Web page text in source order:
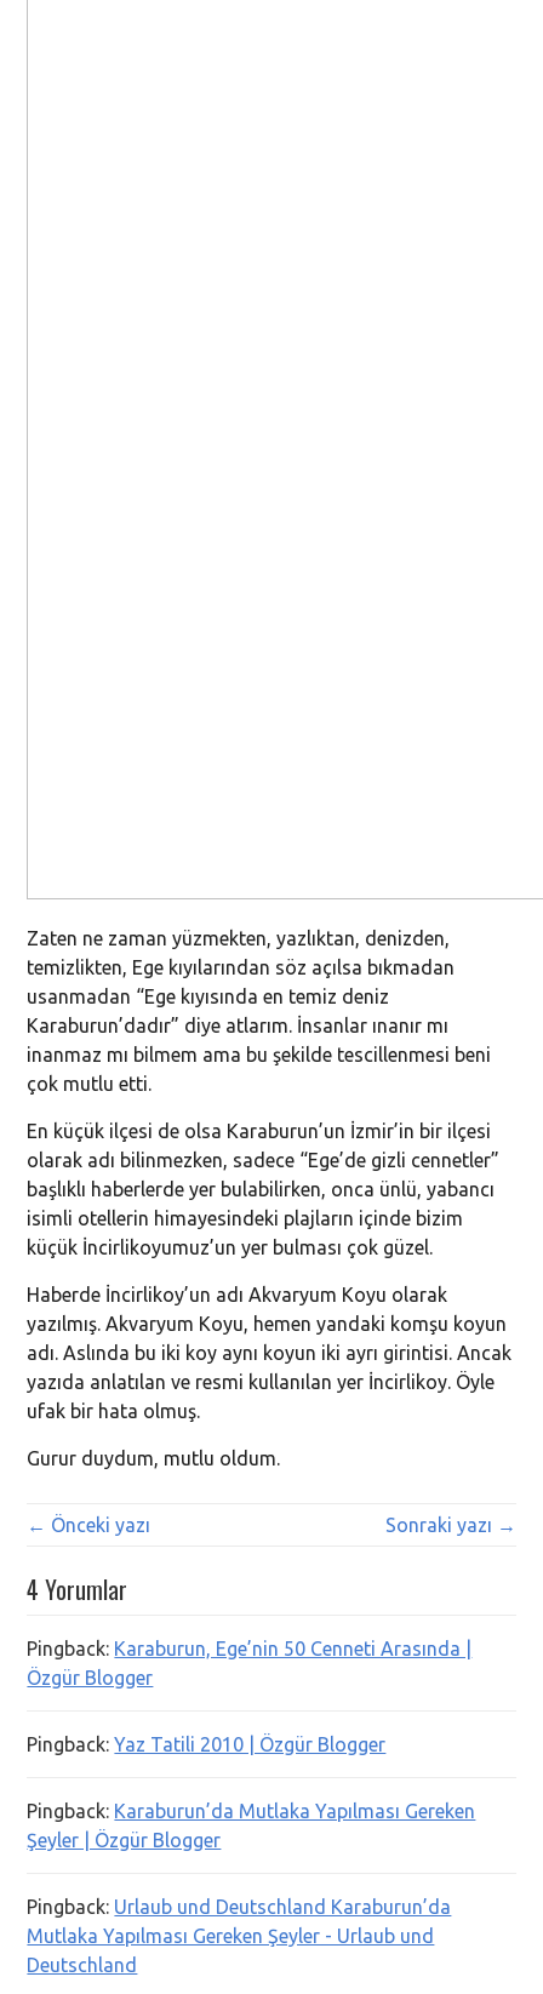
Zaten ne zaman yüzmekten, yazlıktan, denizden,
temizlikten, Ege kıyılarından söz açılsa bıkmadan
usanmadan “Ege kıyısında en temiz deniz
Karaburun’dadır” diye atlarım. İnsanlar ınanır mı
inanmaz mı bilmem ama bu şekilde tescillenmesi beni
çok mutlu etti.
En küçük ilçesi de olsa Karaburun’un İzmir’in bir ilçesi
olarak adı bilinmezken, sadece “Ege’de gizli cennetler”
başlıklı haberlerde yer bulabilirken, onca ünlü, yabancı
isimli otellerin himayesindeki plajların içinde bizim
küçük İncirlikoyumuz’un yer bulması çok güzel.
Haberde İncirlikoy’un adı Akvaryum Koyu olarak
yazılmış. Akvaryum Koyu, hemen yandaki komşu koyun
adı. Aslında bu iki koy aynı koyun iki ayrı girintisi. Ancak
yazıda anlatılan ve resmi kullanılan yer İncirlikoy. Öyle
ufak bir hata olmuş.
Gurur duydum, mutlu oldum.
← Önceki yazı Sonraki yazı →
4 Yorumlar
Pingback: Karaburun, Ege’nin 50 Cenneti Arasında |
Özgür Blogger
Pingback:Yaz Tatili 2010 | Özgür Blogger
Pingback: Karaburun’da Mutlaka Yapılması Gereken
Şeyler | Özgür Blogger
Pingback: Urlaub und Deutschland Karaburun’da
Mutlaka Yapılması Gereken Şeyler - Urlaub und
Deutschland